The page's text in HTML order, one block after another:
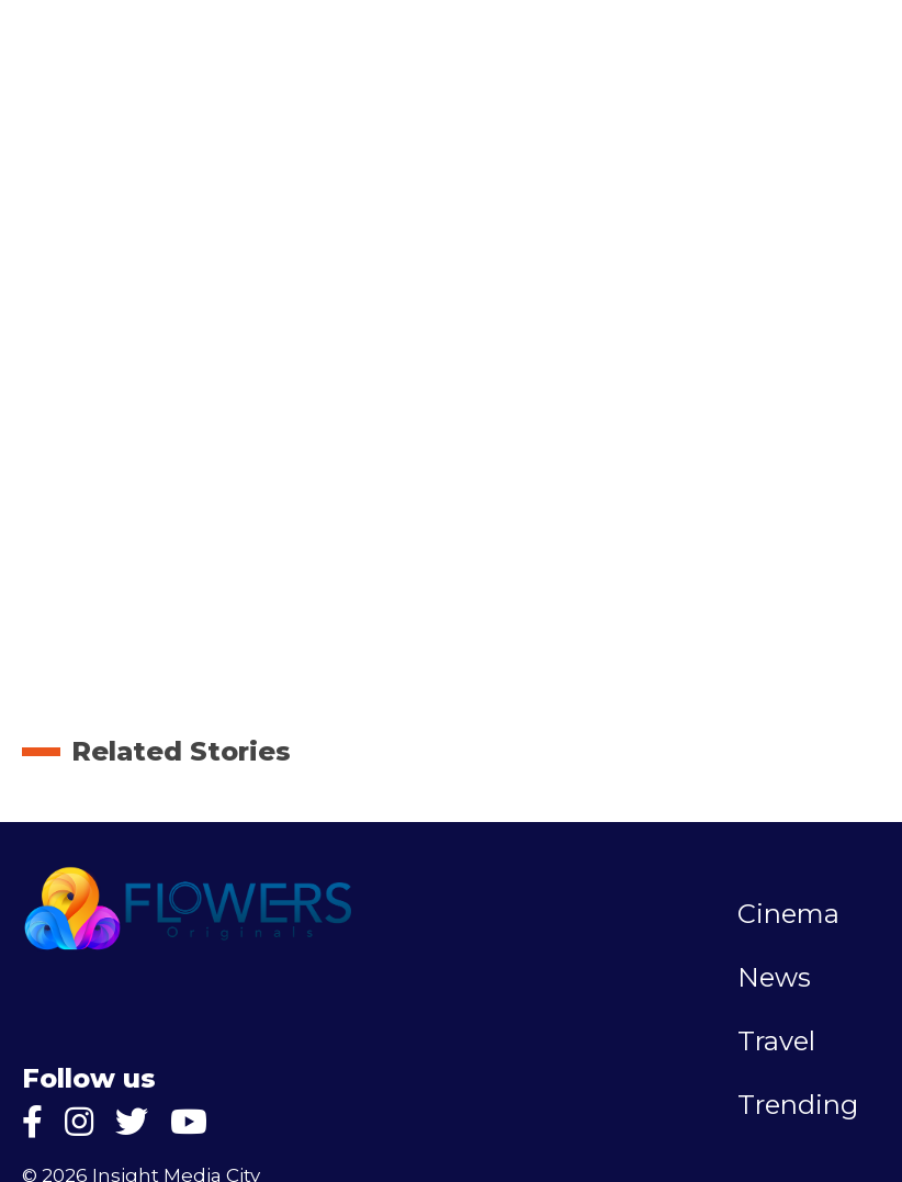
Related Stories
Follow us
© 2026 Insight Media City
Cinema
News
Travel
Trending